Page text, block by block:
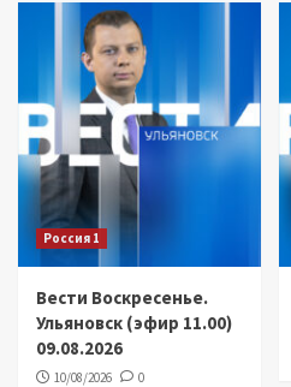
Россия 1
Вести Воскресенье.
Ульяновск (эфир 11.00)
09.08.2026
10/08/2026 0